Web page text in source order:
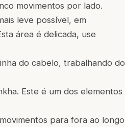
movimentos por lado.
leve possível, em
área é delicada, use
do cabelo, trabalhando do
Este é um dos elementos
para fora ao longo